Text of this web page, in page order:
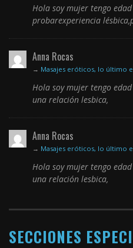
Hola soy mujer tengo
probarexperiencia
Anna Rocas
→ Masajes eróticos, lo último
Hola soy mujer tengo
una relación lesbica,
Anna Rocas
→ Masajes eróticos, lo último
Hola soy mujer tengo
una relación lesbica,
SECCIONES